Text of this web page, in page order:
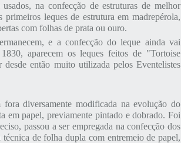
na confecção de estruturas de melhor
leques de estrutura em madrepérola,
com folhas de prata ou ouro.
e a confecção do leque ainda vai
aparecem os leques feitos de "Tortoise
então muito utilizada pelos Eventelistes
diversamente modificada na evolução do
papel, previamente pintado e dobrado. Foi
passou a ser empregada na confecção dos
de folha dupla com entremeio de papel,